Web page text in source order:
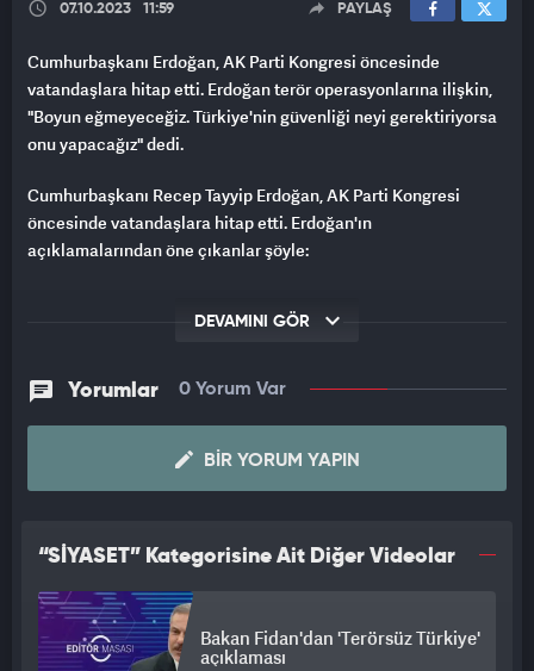
07.10.2023 11:59 PAYLAŞ
Cumhurbaşkanı Erdoğan, AK Parti Kongresi öncesinde
vatandaşlara hitap etti. Erdoğan terör operasyonlarına ilişkin,
"Boyun eğmeyeceğiz. Türkiye'nin güvenliği neyi gerektiriyorsa
onu yapacağız" dedi.
Cumhurbaşkanı Recep Tayyip Erdoğan, AK Parti Kongresi
öncesinde vatandaşlara hitap etti. Erdoğan'ın
açıklamalarından öne çıkanlar şöyle:
sonra Türkiye Yüzyılı için hep yeni hep ileri diyerek partimizin 4.
Türkiye Yüzyılı'nın siyasette öncüsü olacak kurmay kadroyu
delegelerimizin oylarıyla belirleyeceğiz. Yeni yüzlerle, yeni
seslerle partimizi daha da güçlendireceğiz.
var mı? Başkanlarının parlamentoda olmadığı Altılı Masa.
Boyun eğmeyeceğiz. Türkiye'nin güvenliği neyi gerektiriyorsa
onu yapacağız."
DEVAMINI GÖR
Yorumlar 0 Yorum Var
BIR YORUM YAPIN
“SİYASET” Kategorisine Ait Diğer Videolar
Bakan Fidan'dan 'Terörsüz Türkiye'
açıklaması